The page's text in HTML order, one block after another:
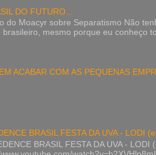
DO FUTURO...
do Moacyr sobre Separatismo Não
brasileiro, mesmo porque eu conheço
ACABAR COM AS PEQUENAS
BRASIL FESTA DA UVA - LODI
BRASIL FESTA DA UVA - LODI